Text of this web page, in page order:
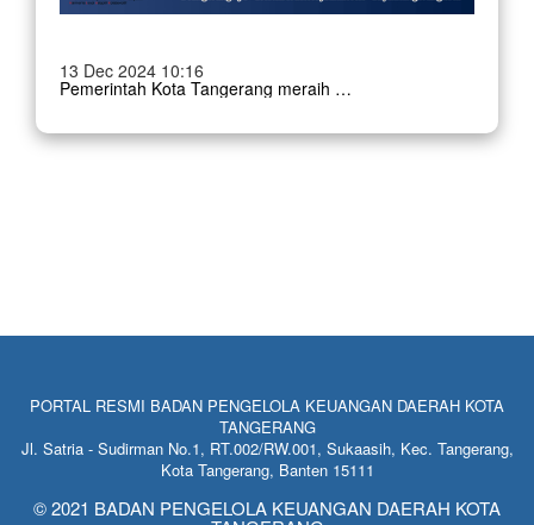
13 Dec 2024 10:16
Pemerintah Kota Tangerang meraih penghargaan Pemerintah Daerah dengan Realisasi Transfer Ke Daerah Terbaik Tahun 2024 dari Kementerian Keuangan Direktorat Jenderal Perbendaharaan Kanwil Provinsi Banten. Dalam kesempatan tersebut Sekretaris Daerah Herman
PORTAL RESMI BADAN PENGELOLA KEUANGAN DAERAH KOTA
TANGERANG
Jl. Satria - Sudirman No.1, RT.002/RW.001, Sukaasih, Kec. Tangerang,
Kota Tangerang, Banten 15111
© 2021 BADAN PENGELOLA KEUANGAN DAERAH KOTA